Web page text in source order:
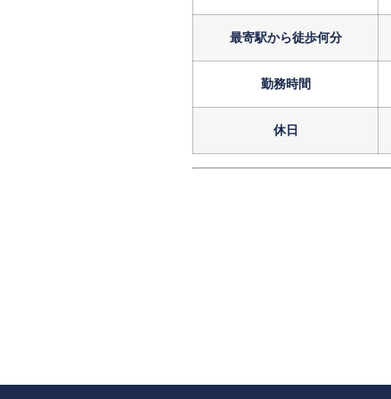
最寄駅から徒歩何分
勤務時間
休日